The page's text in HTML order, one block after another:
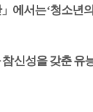
」 에서는‘청소년
신성을 갖춘 유